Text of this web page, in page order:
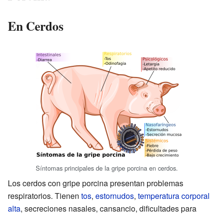
En Cerdos
Síntomas principales de la gripe porcina en cerdos.
Los cerdos con gripe porcina presentan problemas
respiratorios. Tienen tos, estornudos, temperatura corporal
alta, secreciones nasales, cansancio, dificultades para